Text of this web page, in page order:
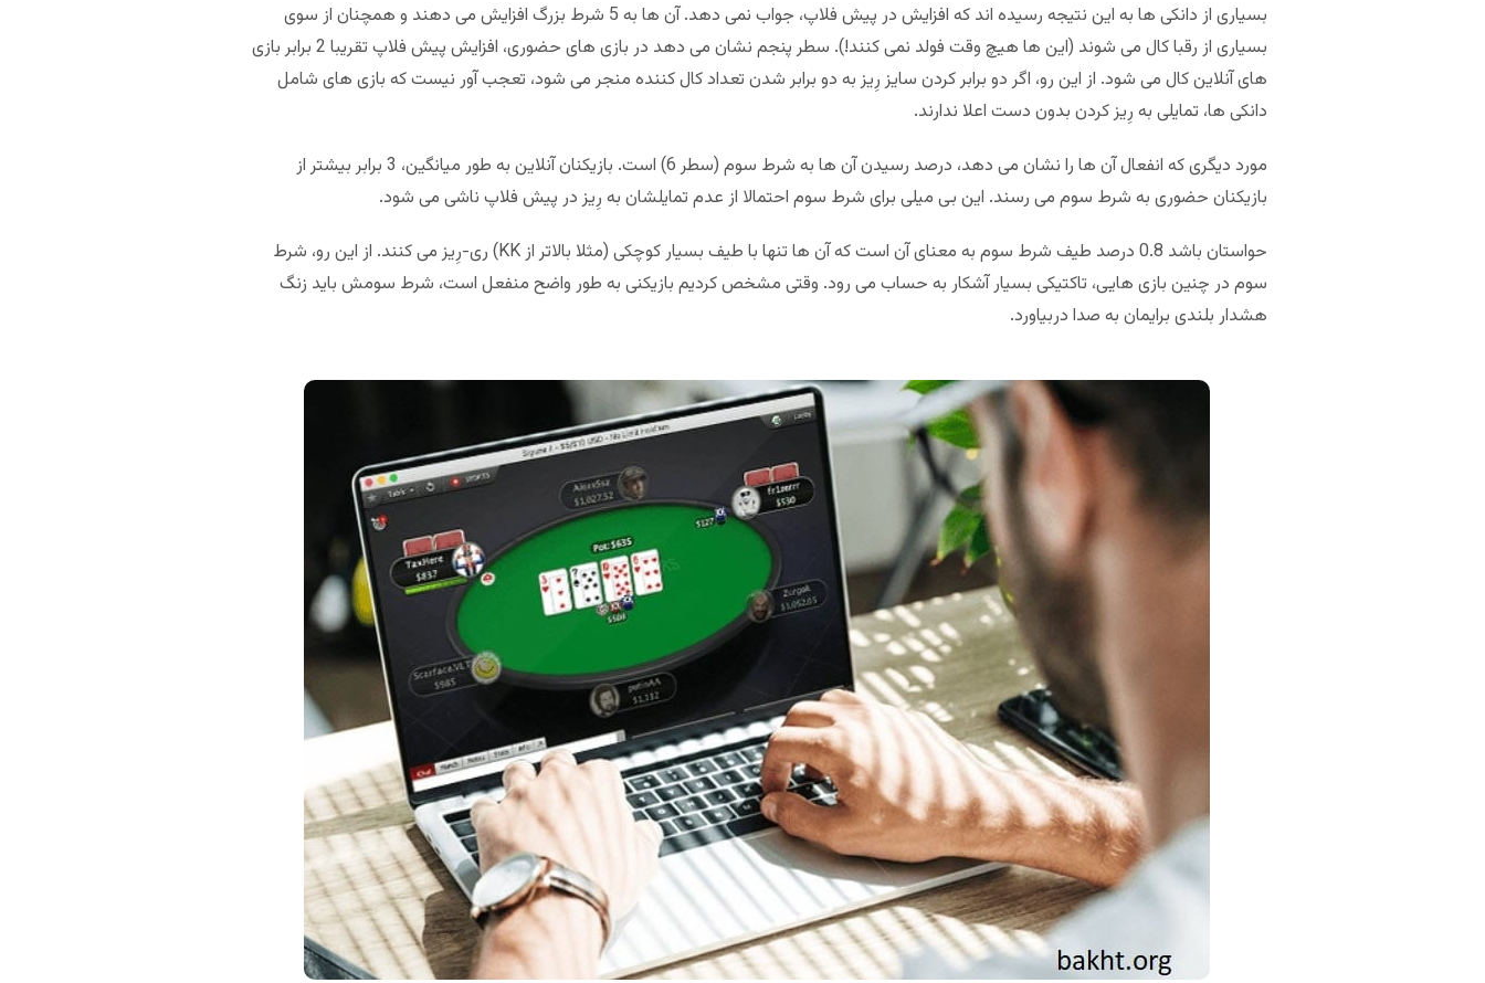
بسیاری از دانکی ها به این نتیجه رسیده اند که افزایش در پیش فلاپ، جواب نمی دهد. آن ها به 5 شرط بزرگ افزایش می دهند و همچنان از سوی
بسیاری از رقبا کال می شوند (این ها هیچ وقت فولد نمی کنند!). سطر پنجم نشان می دهد در بازی های حضوری، افزایش پیش فلاپ تقریبا 2 برابر بازی
های آنلاین کال می شود. از این رو، اگر دو برابر کردن سایز رِیز به دو برابر شدن تعداد کال کننده منجر می شود، تعجب آور نیست که بازی های شامل
دانکی ها، تمایلی به رِیز کردن بدون دست اعلا ندارند.
مورد دیگری که انفعال آن ها را نشان می دهد، درصد رسیدن آن ها به شرط سوم (سطر 6) است. بازیکنان آنلاین به طور میانگین، 3 برابر بیشتر از
بازیکنان حضوری به شرط سوم می رسند. این بی میلی برای شرط سوم احتمالا از عدم تمایلشان به رِیز در پیش فلاپ ناشی می شود.
حواستان باشد 0.8 درصد طیف شرط سوم به معنای آن است که آن ها تنها با طیف بسیار کوچکی (مثلا بالاتر از KK) ری-رِیز می کنند. از این رو، شرط
سوم در چنین بازی هایی، تاکتیکی بسیار آشکار به حساب می رود. وقتی مشخص کردیم بازیکنی به طور واضح منفعل است، شرط سومش باید زنگ
هشدار بلندی برایمان به صدا دربیاورد.